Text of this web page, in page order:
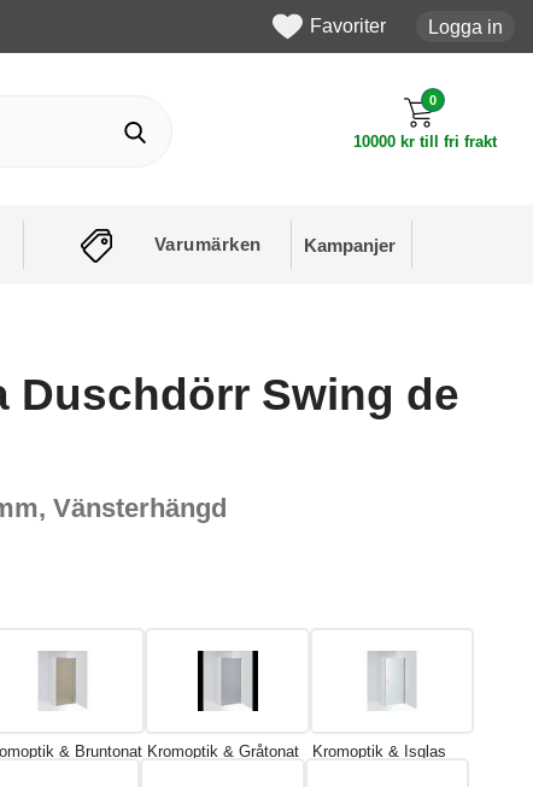
Favoriter Logga in
0
10000 kr till fri frakt
Varumärken Kampanjer
Duschdörr Swing de
Vänsterhängd
& Bruntonat Kromoptik & Gråtonat Kromoptik & Isglas